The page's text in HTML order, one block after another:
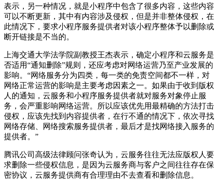
表示，另一种情况，就是小程序中包含了很多内容，这些内容
可以不断更新，其中有内容涉及侵权，但是并非整体侵权，在
此情况下，要求小程序服务提供者对该小程序整体予以删除或
断开链接是不当的。
上海交通大学法学院副教授王杰表示，确定小程序和云服务是
否适用“通知删除”规则，还应考虑对网络运营乃至产业发展的
影响。“网络服务分为四类，每一类的免责空间都不一样，对
网络正常运营的影响是主要考虑因素之一。如果由于收到版权
人的通知，云服务和小程序服务提供者就对服务对象停止服
务，会严重影响网络运营。所以应该优先用最精确的方法打击
侵权，应该先找到内容提供者，在行不通的情况下，依次寻找
网络存储、网络搜索服务提供者，最后才是找网络接入服务的
提供者。”
腾讯公司高级法律顾问张奇认为，云服务往往无法应版权人要
求删除一些侵权信息，是因为云服务商与客户之间往往存在保
密协议，云服务提供商有合理理由不去查看和删除信息。